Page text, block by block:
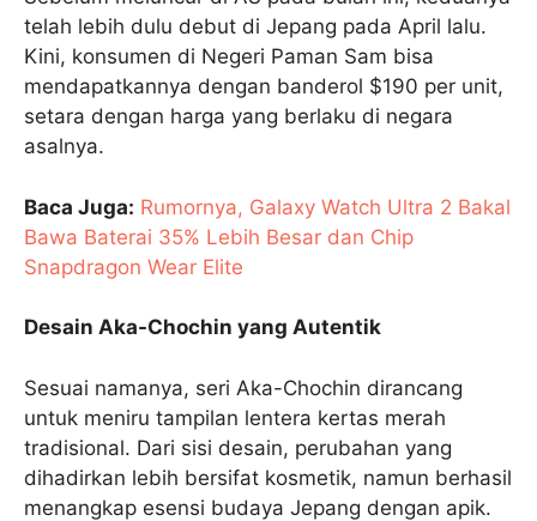
telah lebih dulu debut di Jepang pada April lalu.
Kini, konsumen di Negeri Paman Sam bisa
mendapatkannya dengan banderol $190 per unit,
setara dengan harga yang berlaku di negara
asalnya.
Baca Juga: Rumornya, Galaxy Watch Ultra 2 Bakal
Bawa Baterai 35% Lebih Besar dan Chip
Snapdragon Wear Elite
Desain Aka-Chochin yang Autentik
Sesuai namanya, seri Aka-Chochin dirancang
untuk meniru tampilan lentera kertas merah
tradisional. Dari sisi desain, perubahan yang
dihadirkan lebih bersifat kosmetik, namun berhasil
menangkap esensi budaya Jepang dengan apik.